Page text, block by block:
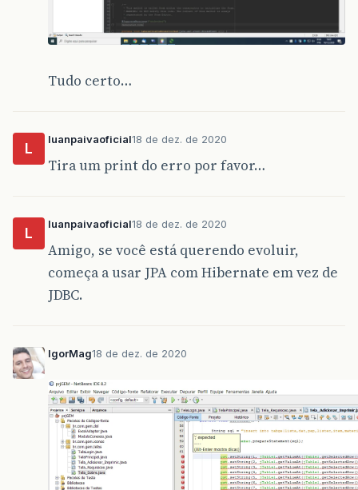
Tudo certo…
L
luanpaivaoficial18 de dez. de 2020
Tira um print do erro por favor…
L
luanpaivaoficial18 de dez. de 2020
Amigo, se você está querendo evoluir,
começa a usar JPA com Hibernate em vez de
JDBC.
IgorMag18 de dez. de 2020